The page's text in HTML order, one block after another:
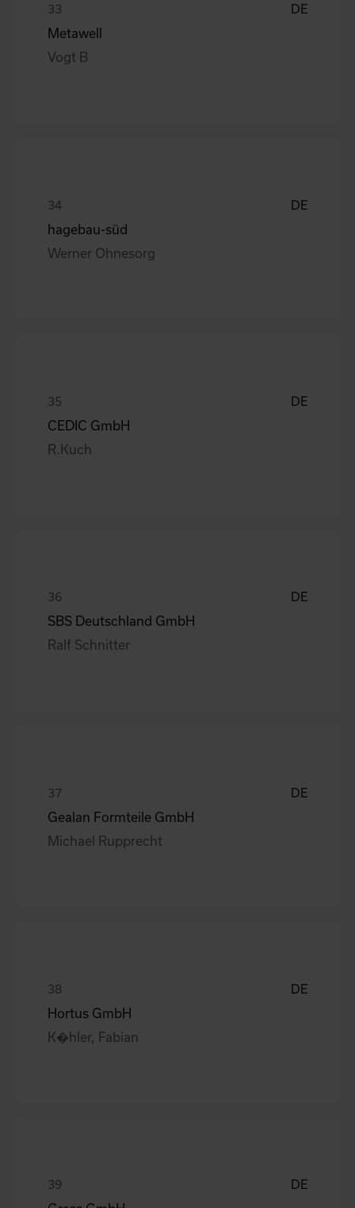
DE
Metawell
Vogt B
DE
hagebau-süd
Werner Ohnesorg
DE
CEDIC GmbH
R.Kuch
DE
SBS Deutschland GmbH
Ralf Schnitter
DE
Gealan Formteile GmbH
Michael Rupprecht
DE
Hortus GmbH
K�hler, Fabian
DE